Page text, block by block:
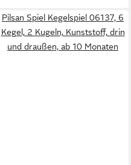
Pilsan Spiel Kegelspiel 06137, 6
Kegel, 2 Kugeln, Kunststoff, drin
und draußen, ab 10 Monaten